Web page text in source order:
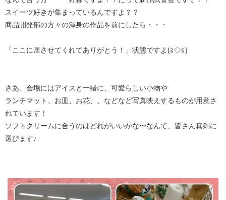
スイーツ好きが集まっているんですよ？？
商品開発部の方々の渾身の作品を前にしたら・・・
「ここに居させてくれてありがとう！」状態ですよ(≧◇≦)
さあ、会場にはアイスと一緒に、可愛らしい小物や
ランチマット、お皿、お花、、などなど写真映えするものが用意さ
れています！
ソフトクリームに合うのはどれがいいかな〜なんて、皆さん真剣に
選びます♪